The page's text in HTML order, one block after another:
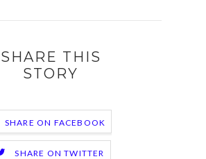
SHARE THIS
STORY
SHARE ON FACEBOOK
SHARE ON TWITTER